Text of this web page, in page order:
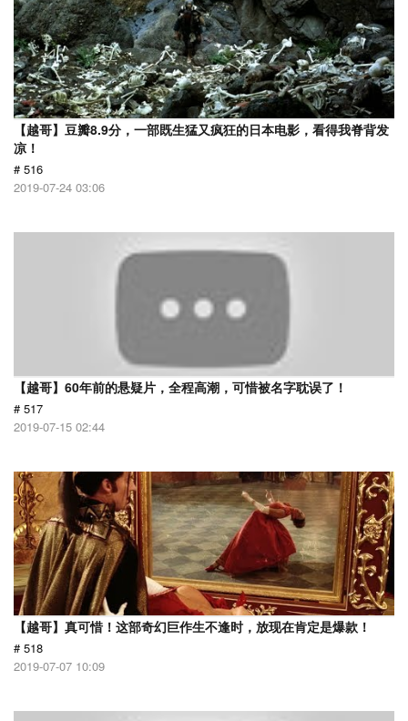
【越哥】豆瓣8.9分，一部既生猛又疯狂的日本电影，看得我脊背发
凉！
# 516
2019-07-24 03:06
【越哥】60年前的悬疑片，全程高潮，可惜被名字耽误了！
# 517
2019-07-15 02:44
【越哥】真可惜！这部奇幻巨作生不逢时，放现在肯定是爆款！
# 518
2019-07-07 10:09